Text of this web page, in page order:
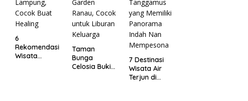
6
Rekomendasi
Wisata
Taman
Bunga
Celosia Bukit
7 Destinasi
Wisata Air
Terjun di